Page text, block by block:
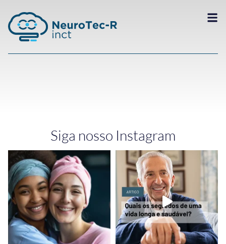
Siga nosso Instagram